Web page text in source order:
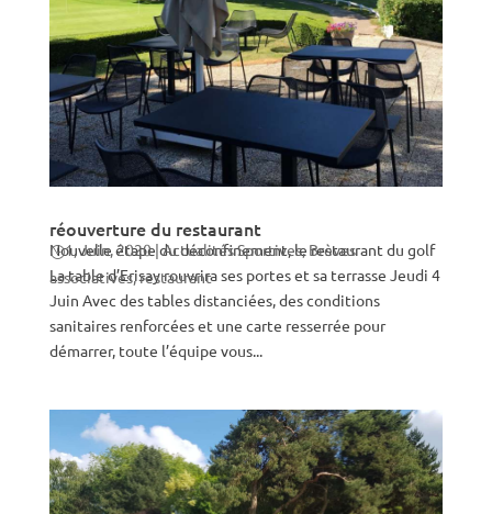
réouverture du restaurant
1, Juin, 2020|Actualités Sportives,Brèves
associatives,restaurant
Nouvelle étape du déconfinement, le restaurant du golf
La table d’Erisay rouvrira ses portes et sa terrasse Jeudi 4
Juin Avec des tables distanciées, des conditions
sanitaires renforcées et une carte resserrée pour
démarrer, toute l’équipe vous...